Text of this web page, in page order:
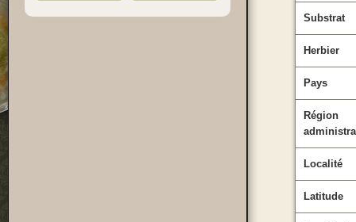
Substrat
Herbier
Pays
Région
Localité
Latitude